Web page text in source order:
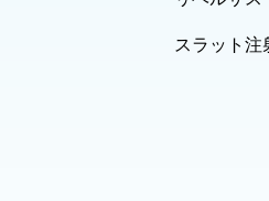
スラット注